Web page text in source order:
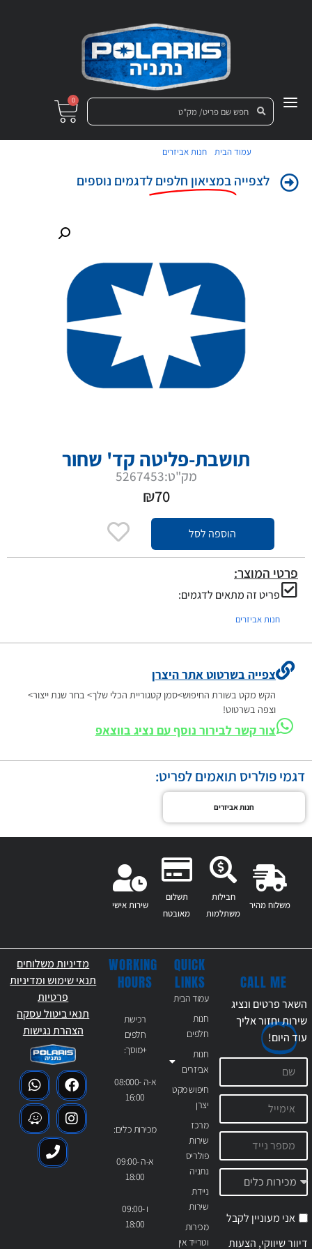
0
עמוד הבית /חנות אביזרים
לצפייהבמציאון חלפים לדגמים נוספים
תושבת-פליטה קד' שחור
מק"ט:5267453
₪70
הוספה לסל
פרטי המוצר:
פריט זה מתאים לדגמים:
חנות אביזרים
צפייה בשרטוט אתר היצרן
הקש מקט בשורת החיפוש>סמן קטגוריית הכלי שלך> בחר שנת ייצור>
וצפה בשרטוט!
צור קשר לבירור נוסף עם נציג בווצאפ
דגמי פולריס תואמים לפריט:
חנות אביזרים
משלוח מהיר
חבילות
משתלמות
תשלום
מאובטח
שירות אישי
QUICK
LINKS
עמוד הבית
חנות
חלפים
חנות
אביזרים
חיפוש מקט
יצרן
מרכז
שירות
פולריס
נתניה
ניידת
שירות
מכירות
וטרייד אין
WORKING
HOURS
רכישת
חלפים
+מוסך:
א-ה 08:000-
16:00
מכירות כלים:
א-ה 09:00-
18:00
ו 09:00-
18:00
CALL ME
השאר פרטים ונציג
שירות יחזור אליך
עודהיום!
אני מעוניין לקבל
דיוור שיווקי, הצעות
מדיניות משלוחים
תנאי שימוש ומדיניות
פרטיות
תנאי ביטול עסקה
הצהרת נגישות